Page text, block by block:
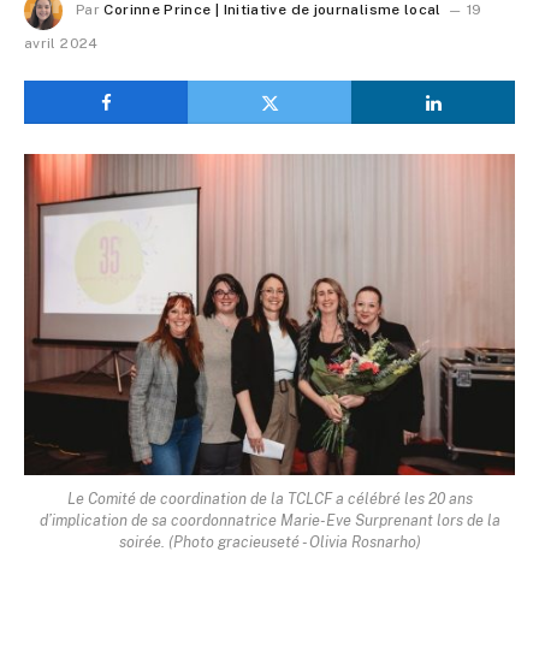
Par Corinne Prince | Initiative de journalisme local
19
avril 2024
Le Comité de coordination de la TCLCF a célébré les 20 ans
d’implication de sa coordonnatrice Marie-Eve Surprenant lors de la
soirée. (Photo gracieuseté - Olivia Rosnarho)